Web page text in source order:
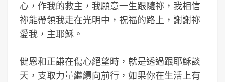
心，作我的救主，我願意一生跟隨祢，我相信
祢能帶領我走在光明中，祝福的路上，謝謝祢
愛我，主耶穌。
健恩和正謙在傷心絕望時，就是透過跟耶穌談
天，支取力量繼續向前行，如果你在生活上有